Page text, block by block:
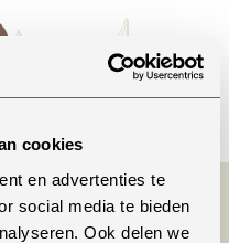
cookies
en advertenties te
social media te bieden
Ook delen we